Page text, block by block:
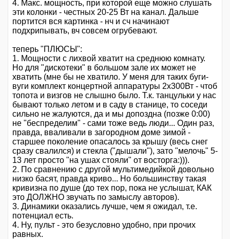
4. Макс. мощность, при которой еще можно слушать
эти колонки - честных 20-25 Вт на канал. Дальше
портится вся картинка - нч и сч начинают
подхрипывать, вч совсем огрубевают.
теперь "ПЛЮСЫ":
1. Мощности с лихвой хватит на среднюю комнату.
Но для "дискотеки" в большом зале их может не
хватить (мне бы не хватило. У меня для таких буги-
вуги комплект концертной аппаратуры 2х300Вт - чтоб
топота и визгов не слышно было. Т.к. танцульки у нас
бывают только летом и в саду в станице, то соседи
сильно не жалуются, да и мы допоздна (позже 0:00)
не "беспределим" - сами тоже ведь люди... Один раз,
правда, вваливали в загородном доме зимой -
старшее поколение опасалось за крышу (весь снег
сразу свалился) и стекла ("дышали"), зато "мелочь" 5-
13 лет просто "на ушах стояли" от восторга:))).
2. По сравнению с другой мультимедийкой довольно
низко басят, правда криво... Но большинству такая
кривизна по душе (до тех пор, пока не услышат, КАК
это ДОЛЖНО звучать по замыслу авторов).
3. Динамики оказались лучше, чем я ожидал, т.е.
потенциал есть.
4. Ну, пульт - это безусловно удобно, при прочих
равных.